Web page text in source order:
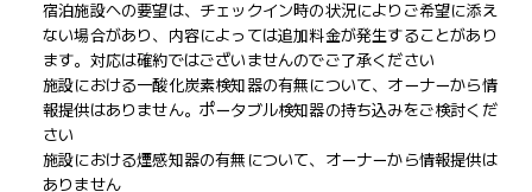
宿泊施設への要望は、チェックイン時の状況によりご希望に添え
ない場合があり、内容によっては追加料金が発生することがあり
ます。対応は確約ではございませんのでご了承ください
施設における一酸化炭素検知器の有無について、オーナーから情
報提供はありません。ポータブル検知器の持ち込みをご検討くだ
さい
施設における煙感知器の有無について、オーナーから情報提供は
ありません